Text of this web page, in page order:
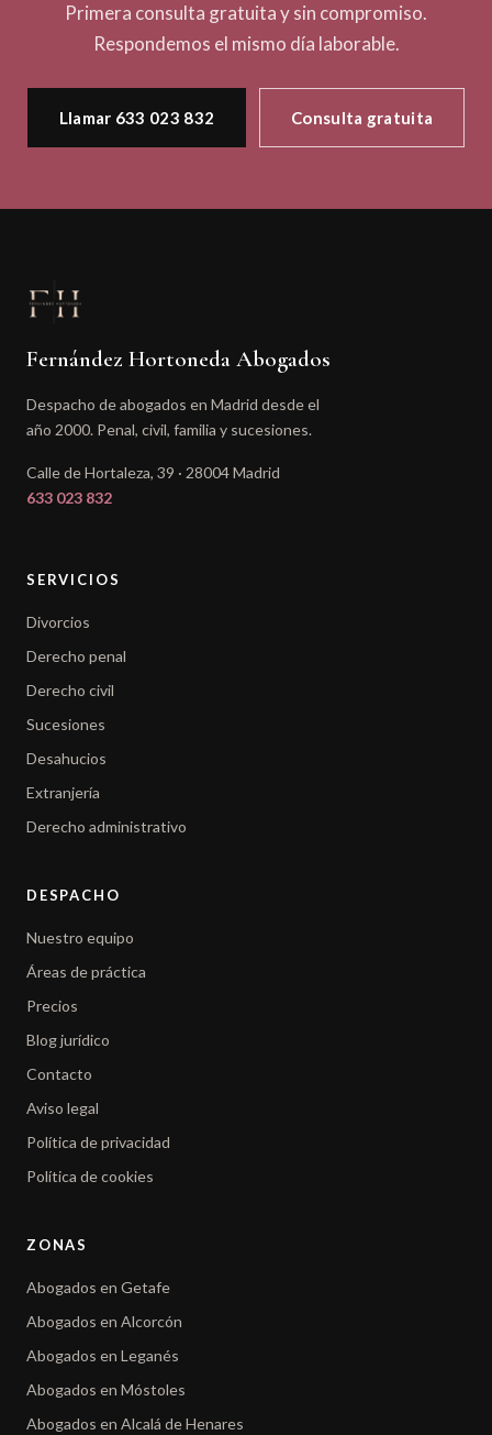
Primera consulta gratuita y sin compromiso.
Respondemos el mismo día laborable.
Llamar 633 023 832 Consulta gratuita
Fernández Hortoneda Abogados
Despacho de abogados en Madrid desde el
año 2000. Penal, civil, familia y sucesiones.
Calle de Hortaleza, 39 · 28004 Madrid
633 023 832
SERVICIOS
Divorcios
Derecho penal
Derecho civil
Sucesiones
Desahucios
Extranjería
Derecho administrativo
DESPACHO
Nuestro equipo
Áreas de práctica
Precios
Blog jurídico
Contacto
Aviso legal
Política de privacidad
Política de cookies
ZONAS
Abogados en Getafe
Abogados en Alcorcón
Abogados en Leganés
Abogados en Móstoles
Abogados en Alcalá de Henares